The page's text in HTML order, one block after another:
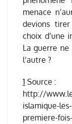
menace
devions
choix d’une
La guerre
l’autre ?
1 Source :
http://
islamique-
premiere-